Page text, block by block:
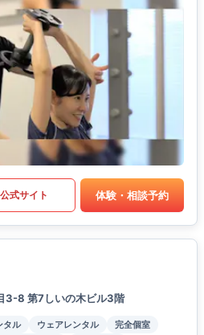
公式サイト 体験・相談予約
3-8 第7しいの木ビル3階
タル ウェアレンタル
完全個室